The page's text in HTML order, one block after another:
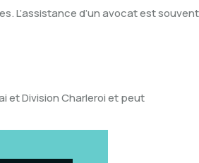
L’assistance d’un avocat est souvent
et Division Charleroi et peut